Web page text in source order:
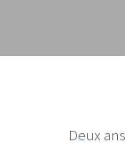
Deux